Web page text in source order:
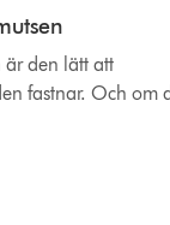
den lätt att
fastnar. Och om